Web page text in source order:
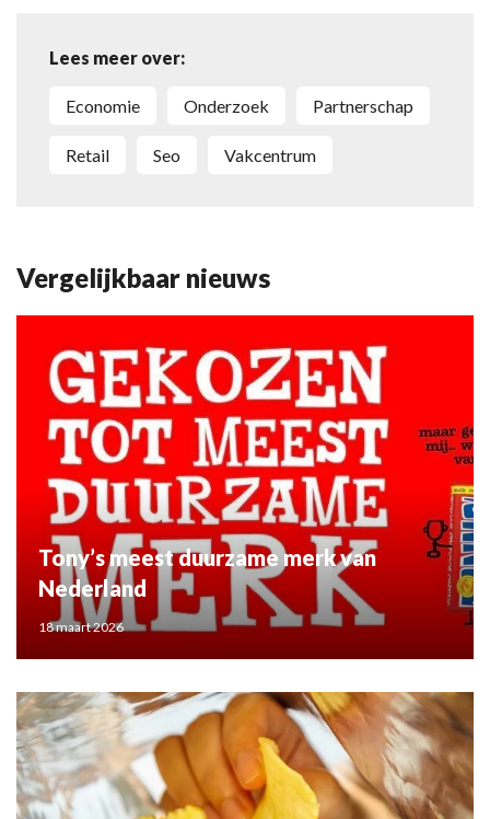
Lees meer over:
economie onderzoek partnerschap
retail Seo Vakcentrum
Vergelijkbaar nieuws
Tony’s meest duurzame merk van
Nederland
18 maart 2026